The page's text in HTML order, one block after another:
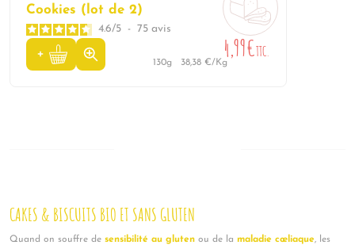
Cookies (lot de 2)
4.6/5 - 75 avis
4,99€TTC.
130g 38,38 €/Kg
CAKES & BISCUITS BIO ET SANS GLUTEN
Quand on souffre de sensibilité au gluten ou de la maladie cœliaque, les